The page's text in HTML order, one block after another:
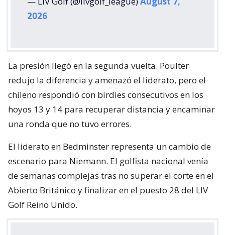
2026
La presión llegó en la segunda vuelta. Poulter
redujo la diferencia y amenazó el liderato, pero el
chileno respondió con birdies consecutivos en los
hoyos 13 y 14 para recuperar distancia y encaminar
una ronda que no tuvo errores.
El liderato en Bedminster representa un cambio de
escenario para Niemann. El golfista nacional venía
de semanas complejas tras no superar el corte en el
Abierto Británico y finalizar en el puesto 28 del LIV
Golf Reino Unido.